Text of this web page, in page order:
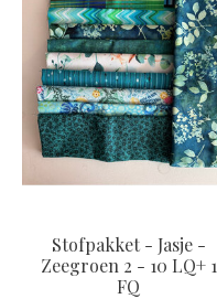
Stofpakket - Jasje -
Zeegroen 2 - 10 LQ+ 1
FQ